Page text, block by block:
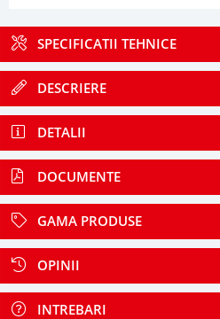
SPECIFICATII TEHNICE
DESCRIERE
DETALII
DOCUMENTE
GAMA PRODUSE
OPINII
INTREBARI